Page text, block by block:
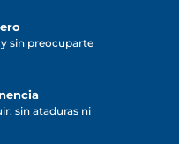
sin preocuparte
sin ataduras ni